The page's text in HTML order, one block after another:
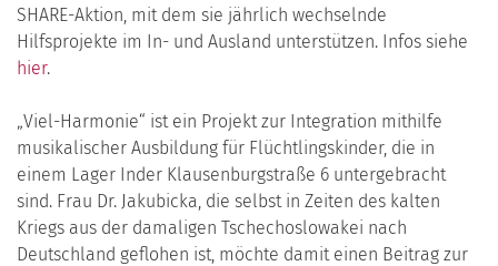
SHARE-Aktion, mit dem sie jährlich wechselnde
Hilfsprojekte im In- und Ausland unterstützen. Infos siehe
hier.
„Viel-Harmonie“ ist ein Projekt zur Integration mithilfe
musikalischer Ausbildung für Flüchtlingskinder, die in
einem Lager Inder Klausenburgstraße 6 untergebracht
sind. Frau Dr. Jakubicka, die selbst in Zeiten des kalten
Kriegs aus der damaligen Tschechoslowakei nach
Deutschland geflohen ist, möchte damit einen Beitrag zur